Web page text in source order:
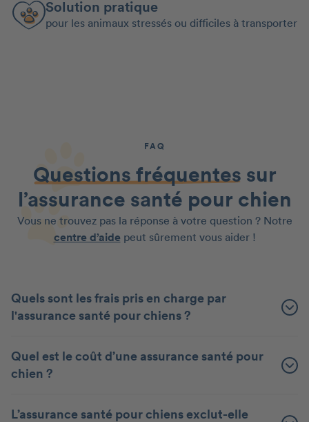
Solution pratique
pour les animaux stressés ou difficiles à transporter
FAQ
Questions fréquentes sur
l’assurance santé pour chien
Vous ne trouvez pas la réponse à votre question ? Notre
centre d’aide peut sûrement vous aider !
Quels sont les frais pris en charge par
l'assurance santé pour chiens ?
Quel est le coût d’une assurance santé pour
chien ?
L’assurance santé pour chiens exclut-elle